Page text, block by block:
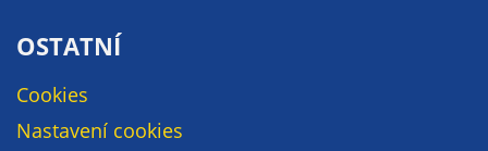
OSTATNÍ
Cookies
Nastavení cookies